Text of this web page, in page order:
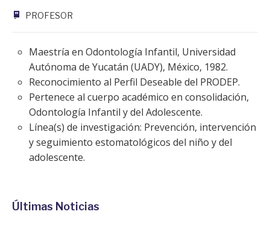
PROFESOR
Maestría en Odontología Infantil, Universidad
Autónoma de Yucatán (UADY), México, 1982.
Reconocimiento al Perfil Deseable del PRODEP.
Pertenece al cuerpo académico en consolidación,
Odontología Infantil y del Adolescente.
Línea(s) de investigación: Prevención, intervención
y seguimiento estomatológicos del niño y del
adolescente.
Últimas Noticias